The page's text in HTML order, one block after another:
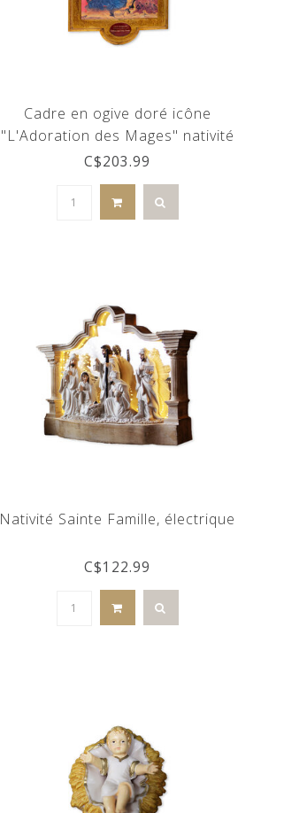
Cadre en ogive doré icône
"L'Adoration des Mages" nativité
C$203.99
Nativité Sainte Famille, électrique
C$122.99